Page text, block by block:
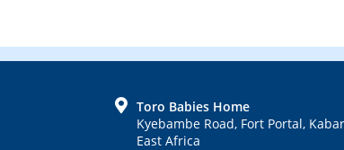
Toro Babies Home
Kyebambe Road, Fort Portal,
East Africa